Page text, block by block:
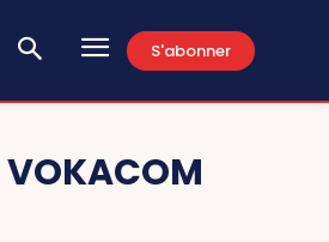
S'abonner
VOKACOM